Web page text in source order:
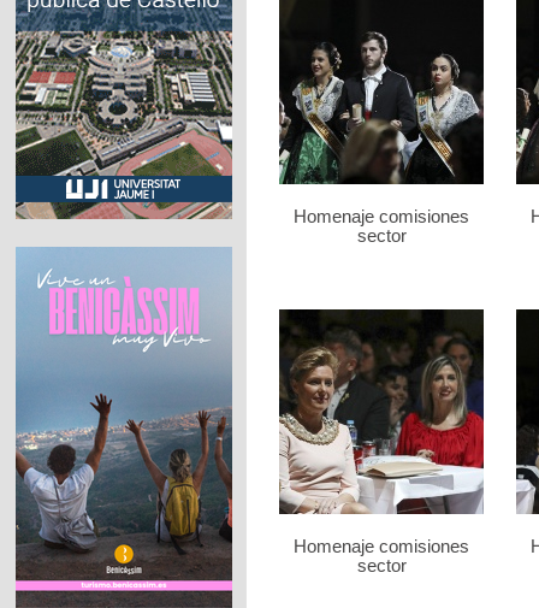
Homenaje comisiones
sector
Homenaje comisiones
sector